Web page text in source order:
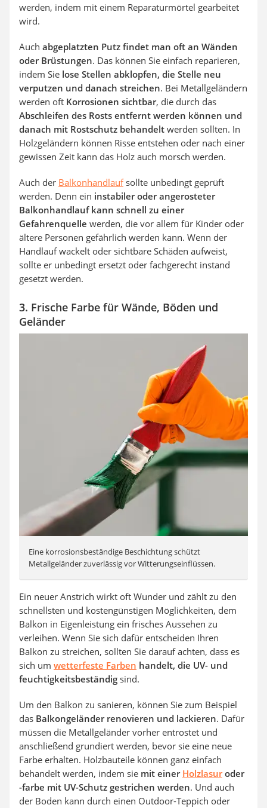
werden, indem mit einem Reparaturmörtel gearbeitet
wird.
Auch abgeplatzten Putz findet man oft an Wänden
oder Brüstungen. Das können Sie einfach reparieren,
indem Sie lose Stellen abklopfen, die Stelle neu
verputzen und danach streichen. Bei Metallgeländern
werden oft Korrosionen sichtbar, die durch das
Abschleifen des Rosts entfernt werden können und
danach mit Rostschutz behandelt werden sollten. In
Holzgeländern können Risse entstehen oder nach einer
gewissen Zeit kann das Holz auch morsch werden.
Auch der Balkonhandlaufsollte unbedingt geprüft
werden. Denn ein instabiler oder angerosteter
Balkonhandlauf kann schnell zu einer
Gefahrenquelle werden, die vor allem für Kinder oder
ältere Personen gefährlich werden kann. Wenn der
Handlauf wackelt oder sichtbare Schäden aufweist,
sollte er unbedingt ersetzt oder fachgerecht instand
gesetzt werden.
3. Frische Farbe für Wände, Böden und
Geländer
Eine korrosionsbeständige Beschichtung schützt
Metallgeländer zuverlässig vor Witterungseinflüssen.
Ein neuer Anstrich wirkt oft Wunder und zählt zu den
schnellsten und kostengünstigen Möglichkeiten, dem
Balkon in Eigenleistung ein frisches Aussehen zu
verleihen. Wenn Sie sich dafür entscheiden Ihren
Balkon zu streichen, sollten Sie darauf achten, dass es
sich um wetterfeste Farben handelt, die UV- und
feuchtigkeitsbeständig sind.
Um den Balkon zu sanieren, können Sie zum Beispiel
das Balkongeländer renovieren und lackieren. Dafür
müssen die Metallgeländer vorher entrostet und
anschließend grundiert werden, bevor sie eine neue
Farbe erhalten. Holzbauteile können ganz einfach
behandelt werden, indem sie mit einer Holzlasuroder
-farbe mit UV-Schutz gestrichen werden. Und auch
der Boden kann durch einen Outdoor-Teppich oder